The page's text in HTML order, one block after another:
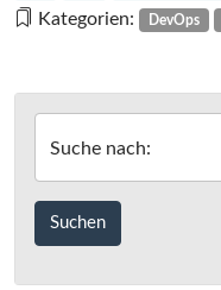
Teil
Statische
Seiten
Kategorien: DevOps
Suche nach: